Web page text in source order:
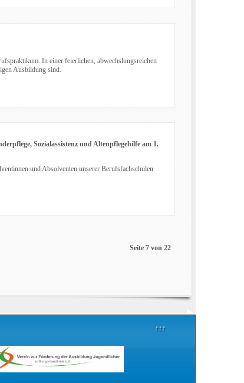
In einer feierlichen, abwechslungsreichen
Ausbildung sind.
Sozialassistenz und Altenpflegehilfe am 1.
und Absolventen unserer Berufsfachschulen
Seite 7 von 22
↑↑↑